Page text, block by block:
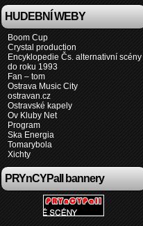
HUDEBNÍ WEBY
Boom Cup
Crystal production
Encyklopedie Čs. alternativní scény
do roku 1993
Fan – tom
Ostrava Music City
ostravan.cz
Ostravské kapely
Ov Kluby Net
Program
Ska Energia
Tomarybola
Xichty
PRYnCYPall bannery